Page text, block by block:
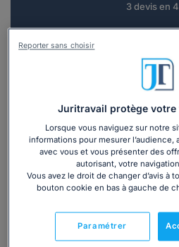
3 devis en
Vous souhaitez une
Consulter
ou appelez le01 75 75 42 33
Juritravail protège votre
Lorsque vous naviguez sur notre
informations pour mesurer
avec vous et vous présenter des
autorisant, votre
Vous avez le droit de changer d’avis à
bouton cookie en bas à gauche de
Paramétrer
Reporter sans choisir